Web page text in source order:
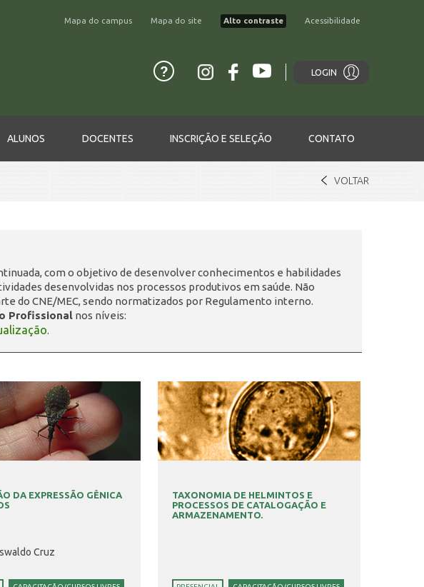
Mapa do campus Mapa do site Alto contraste Acessibilidade
LOGIN
ALUNOS DOCENTES INSCRIÇÃO E SELEÇÃO CONTATO
VOLTAR
com o objetivo de desenvolver conhecimentos e habilidades
desenvolvidas nos processos produtivos em saúde. Não
do CNE/MEC, sendo normatizados por Regulamento interno.
Profissional nos níveis:
.
DA EXPRESSÃO GÊNICA
Cruz
TAXONOMIA DE HELMINTOS E
PROCESSOS DE CATALOGAÇÃO E
ARMAZENAMENTO.